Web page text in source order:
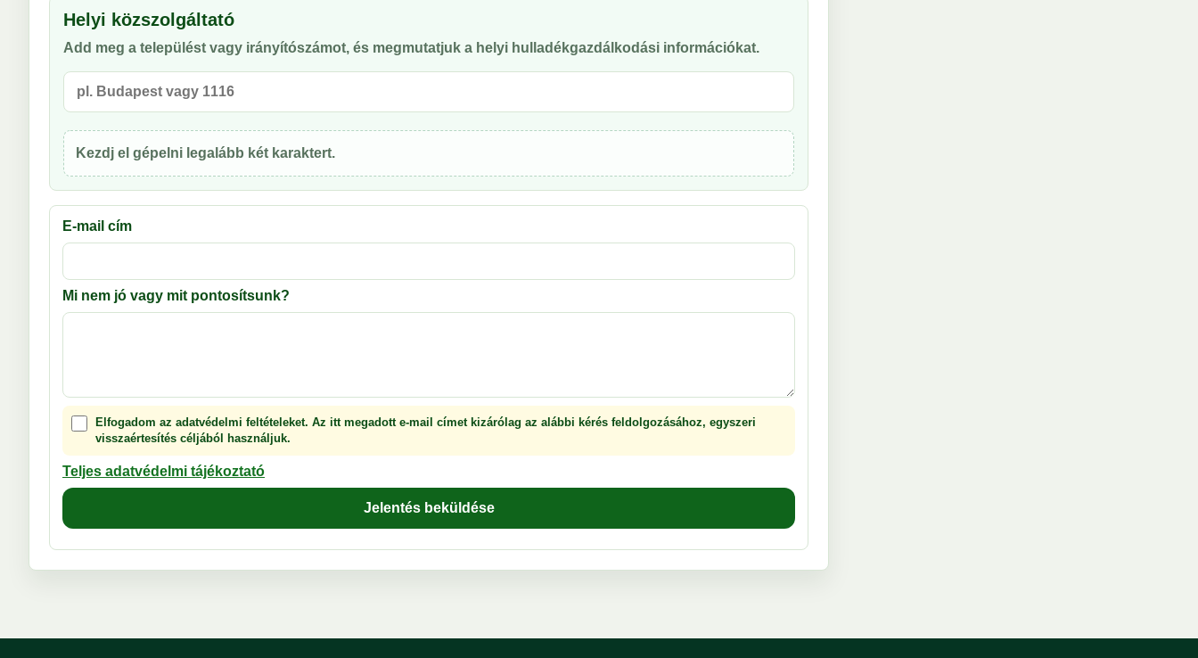
Helyi közszolgáltató
Add meg a települést vagy irányítószámot, és megmutatjuk a helyi hulladékgazdálkodási információkat.
Kezdj el gépelni legalább két karaktert.
E-mail cím
Mi nem jó vagy mit pontosítsunk?
Elfogadom az adatvédelmi feltételeket. Az itt megadott e-mail címet kizárólag az alábbi kérés feldolgozásához, egyszeri
visszaértesítés céljából használjuk.
Teljes adatvédelmi tájékoztató
Jelentés beküldése